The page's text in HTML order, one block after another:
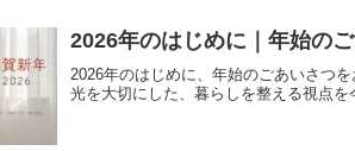
2026年のはじめに｜年始の
2026年のはじめに、年始のごあいさつ
光を大切にした、暮らしを整える視点を